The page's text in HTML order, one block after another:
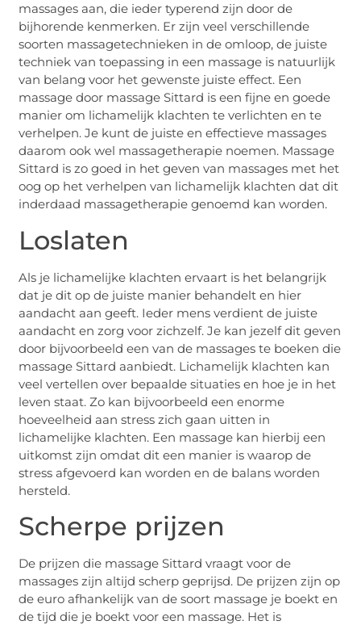
massages aan, die ieder typerend zijn door de
bijhorende kenmerken. Er zijn veel verschillende
soorten massagetechnieken in de omloop, de juiste
techniek van toepassing in een massage is natuurlijk
van belang voor het gewenste juiste effect. Een
massage door massage Sittard is een fijne en goede
manier om lichamelijk klachten te verlichten en te
verhelpen. Je kunt de juiste en effectieve massages
daarom ook wel massagetherapie noemen. Massage
Sittard is zo goed in het geven van massages met het
oog op het verhelpen van lichamelijk klachten dat dit
inderdaad massagetherapie genoemd kan worden.
Loslaten
Als je lichamelijke klachten ervaart is het belangrijk
dat je dit op de juiste manier behandelt en hier
aandacht aan geeft. Ieder mens verdient de juiste
aandacht en zorg voor zichzelf. Je kan jezelf dit geven
door bijvoorbeeld een van de massages te boeken die
massage Sittard aanbiedt. Lichamelijk klachten kan
veel vertellen over bepaalde situaties en hoe je in het
leven staat. Zo kan bijvoorbeeld een enorme
hoeveelheid aan stress zich gaan uitten in
lichamelijke klachten. Een massage kan hierbij een
uitkomst zijn omdat dit een manier is waarop de
stress afgevoerd kan worden en de balans worden
hersteld.
Scherpe prijzen
De prijzen die massage Sittard vraagt voor de
massages zijn altijd scherp geprijsd. De prijzen zijn op
de euro afhankelijk van de soort massage je boekt en
de tijd die je boekt voor een massage. Het is